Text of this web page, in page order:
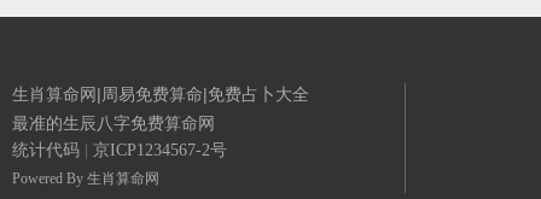
生肖算命网|周易免费算命|免费占卜大全
最准的生辰八字免费算命网
统计代码 京ICP1234567-2号
Powered By 生肖算命网